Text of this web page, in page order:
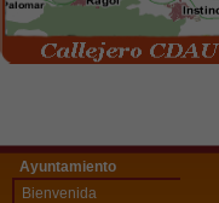
Ayuntamiento
Bienvenida